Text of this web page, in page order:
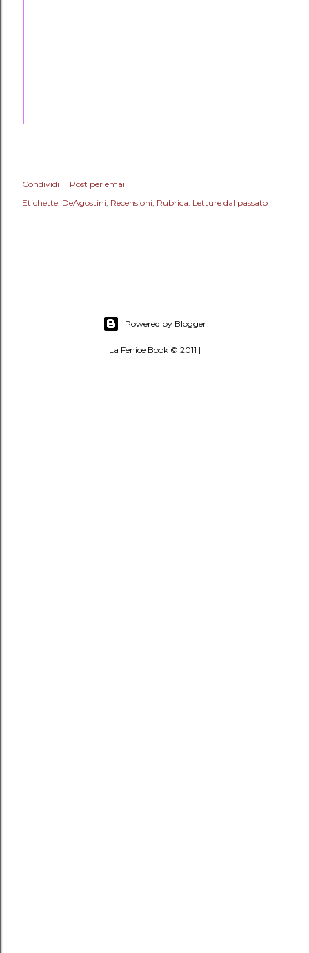
Condividi
Post per email
Etichette: DeAgostini Recensioni Rubrica: Letture dal passato
Powered by Blogger
La Fenice Book © 2011 |